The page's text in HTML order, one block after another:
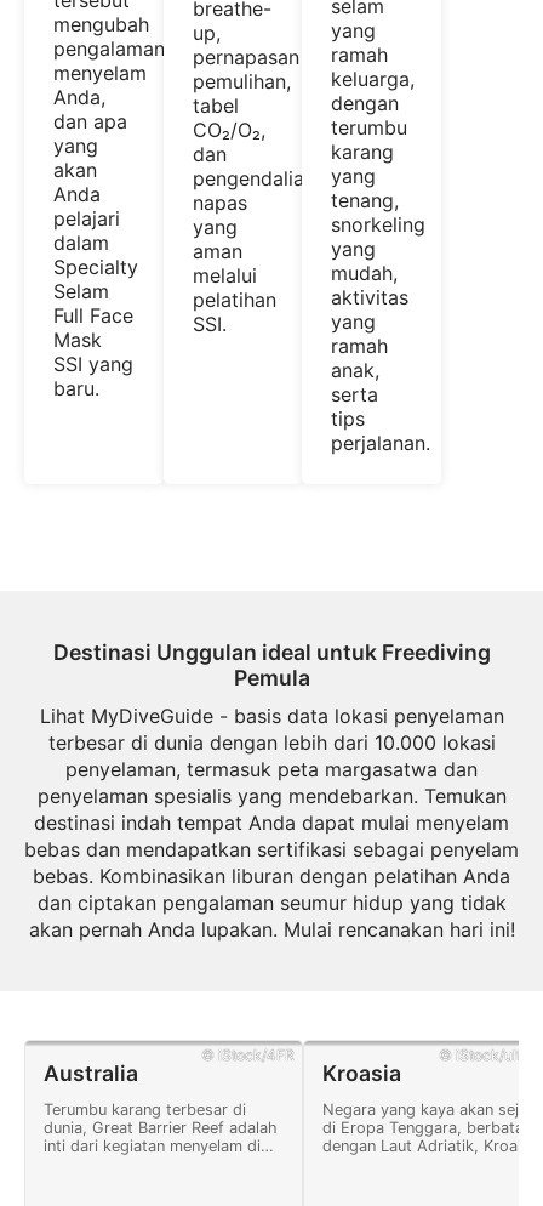
mengubah
pengalaman
menyelam
Anda,
dan apa
yang
akan
Anda
pelajari
dalam
Specialty
Selam
Full Face
Mask
SSI yang
baru.
breathe-
up,
pernapasan
pemulihan,
tabel
CO₂/O₂,
dan
pengendalian
napas
yang
aman
melalui
pelatihan
SSI.
selam
yang
ramah
keluarga,
dengan
terumbu
karang
yang
tenang,
snorkeling
yang
mudah,
aktivitas
yang
ramah
anak,
serta
tips
perjalanan.
Destinasi Unggulan ideal untuk Freediving
Pemula
Lihat MyDiveGuide - basis data lokasi penyelaman
terbesar di dunia dengan lebih dari 10.000 lokasi
penyelaman, termasuk peta margasatwa dan
penyelaman spesialis yang mendebarkan. Temukan
destinasi indah tempat Anda dapat mulai menyelam
bebas dan mendapatkan sertifikasi sebagai penyelam
bebas. Kombinasikan liburan dengan pelatihan Anda
dan ciptakan pengalaman seumur hidup yang tidak
akan pernah Anda lupakan. Mulai rencanakan hari ini!
© iStock/4FR
Australia
Terumbu karang terbesar di
dunia, Great Barrier Reef adalah
inti dari kegiatan menyelam di
© iStock/
Kroasia
Negara yang kaya akan
di Eropa Tenggara,
dengan Laut Adriatik, Kroasia